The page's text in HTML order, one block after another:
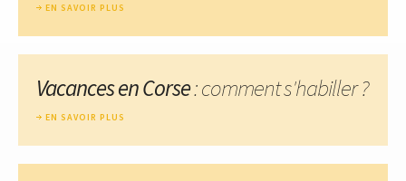
EN SAVOIR PLUS
Vacances en Corse: comment s'habiller ?
EN SAVOIR PLUS